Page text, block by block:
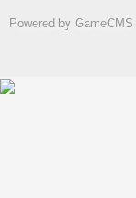
Powered by GameCMS